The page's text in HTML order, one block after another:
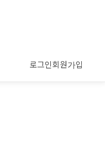
로그인회원가입